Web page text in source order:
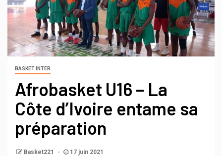
BASKET INTER
Afrobasket U16 – La
Côte d’Ivoire entame sa
préparation
Basket221 17 juin 2021